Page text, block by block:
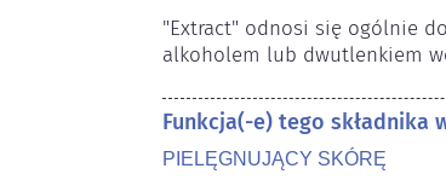
"Extract" odnosi się ogólnie
alkoholem lub dwutlenkiem
Funkcja(-e) tego składnika
PIELĘGNUJĄCY SKÓRĘ